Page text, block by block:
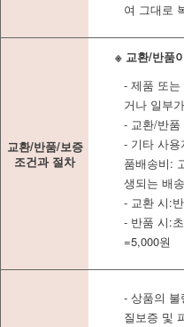
여 그대로
교환/반품/보증
조건과 절차
※ 교환/반품
- 제품 또는
거나 일부
- 교환/반
- 기타 사
품배송비:
생되는 배
- 교환 시:
- 반품 시:
=5,000원
- 상품의
질보증 및